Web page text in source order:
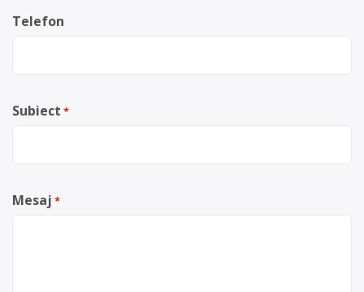
Telefon
Subiect *
Mesaj *